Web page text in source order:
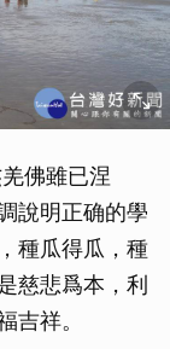
佛雖已涅
說明正确的學
種瓜得瓜，種
慈悲爲本，利
吉祥。